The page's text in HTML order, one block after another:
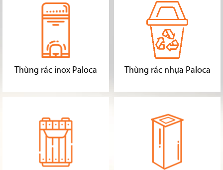
Thùng rác inox Paloca Thùng rác nhựa Paloca